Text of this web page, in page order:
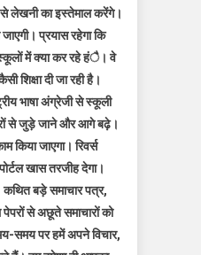
से लेखनी का इस्तेमाल करेंगे।
प्रयास रहेगा कि
स्कूलों में क्या कर रहे हंै। वे
शिक्षा दी जा रही है।
भाषा अंग्रेजी से स्कूली
से जुड़े जाने और आगे बढ़े।
किया जाएगा। रिवर्स
खास तरजीह देगा।
कथित बड़े समाचार पत्र,
से अछूते समाचारों को
समय पर हमें अपने विचार,